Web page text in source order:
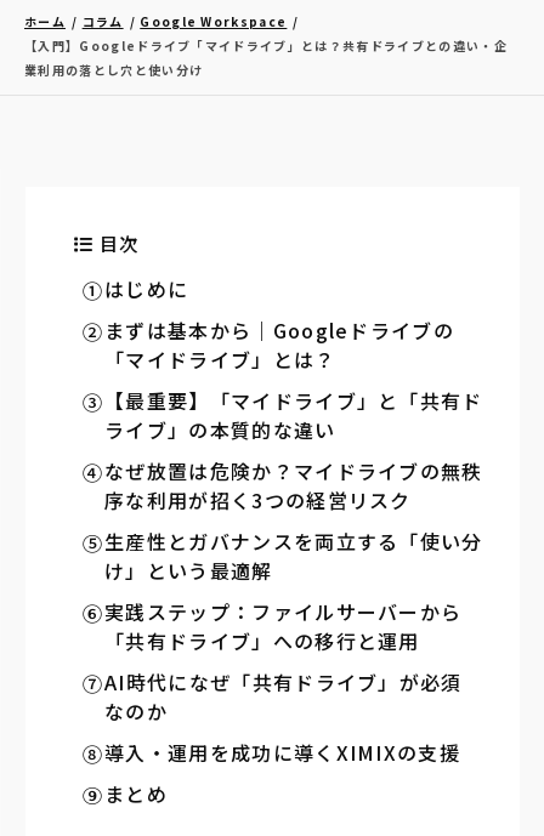
ホーム コラム
Google Workspace
【入門】Googleドライブ「マイドライブ」とは？共有ドライブとの違い・企
業利用の落とし穴と使い分け
目次
はじめに
まずは基本から｜Googleドライブの
「マイドライブ」とは？
【最重要】「マイドライブ」と「共有ド
ライブ」の本質的な違い
なぜ放置は危険か？マイドライブの無秩
序な利用が招く3つの経営リスク
生産性とガバナンスを両立する「使い分
け」という最適解
実践ステップ：ファイルサーバーから
「共有ドライブ」への移行と運用
AI時代になぜ「共有ドライブ」が必須
なのか
導入・運用を成功に導くXIMIXの支援
まとめ